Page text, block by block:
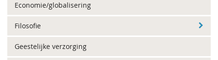
Economie/globalisering
Filosofie
Geestelijke verzorging